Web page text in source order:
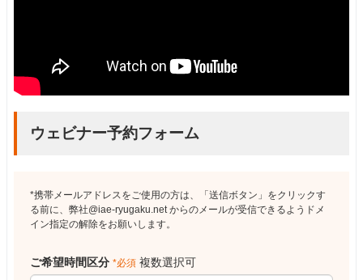
ウェビナー予約フォーム
*携帯メールアドレスをご使用の方は、「送信ボタン」をクリックす
る前に、弊社@iae-ryugaku.net からのメールが受信できるようドメ
イン指定の解除をお願いします。
ご希望時間区分 *必須 複数選択可